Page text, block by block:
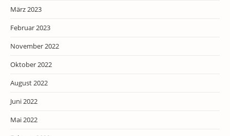
März 2023
Februar 2023
November 2022
Oktober 2022
August 2022
Juni 2022
Mai 2022